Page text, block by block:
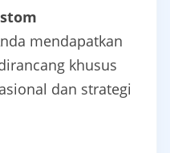
mendapatkan
khusus
dan strategi